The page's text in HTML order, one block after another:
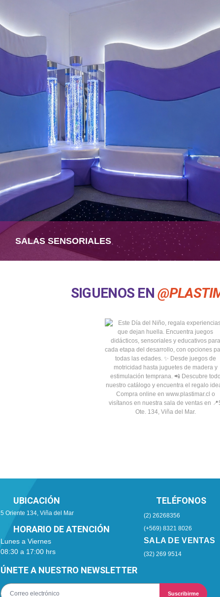
SALAS SENSORIALES
SIGUENOS EN
TELÉFONOS
(2) 26268356
(+569) 8321 8026
SALA DE VENTAS
(32) 269 9514
UBICACIÓN
5 Oriente 134, Viña del Mar
HORARIO DE ATENCIÓN
Lunes a Viernes
08:30 a 17:00 hrs
ÚNETE A NUESTRO NEWSLETTER
Suscribirme